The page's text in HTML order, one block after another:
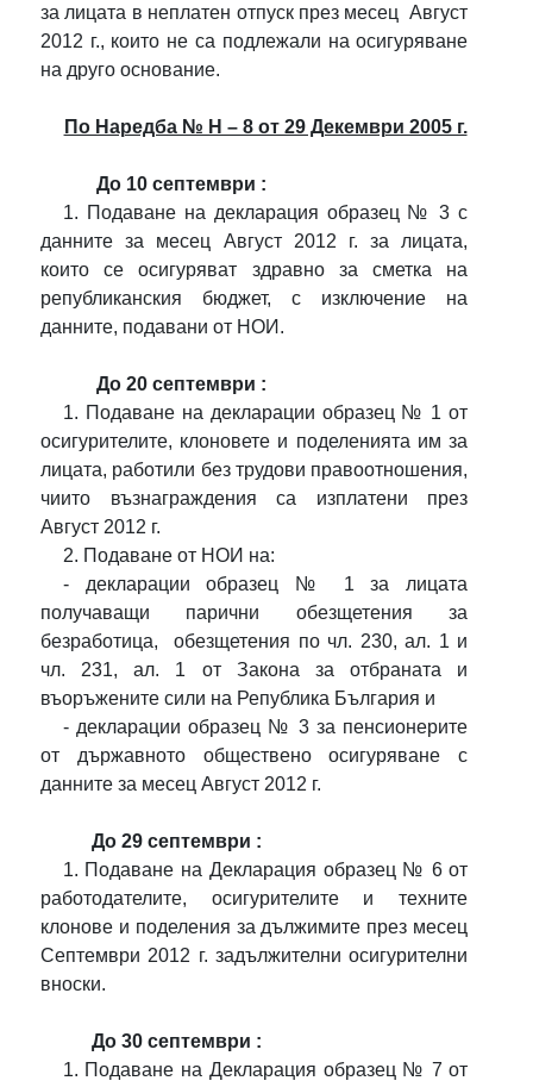
за лицата в неплатен отпуск през месец Август
2012 г., които не са подлежали на осигуряване
на друго основание.
По Наредба № Н – 8 от 29 Декември 2005 г.
До 10 септември :
1. Подаване на декларация образец № 3 с
данните за месец Август 2012 г. за лицата,
които се осигуряват здравно за сметка на
републиканския бюджет, с изключение на
данните, подавани от НОИ.
До 20 септември :
1. Подаване на декларации образец № 1 от
осигурителите, клоновете и поделенията им за
лицата, работили без трудови правоотношения,
чиито възнаграждения са изплатени през
Август 2012 г.
2. Подаване от НОИ на:
- декларации образец № 1 за лицата
получаващи парични обезщетения за
безработица,
обезщетения по чл. 230, ал. 1 и
чл. 231, ал. 1 от Закона за отбраната и
въоръжените сили на Република България и
- декларации образец № 3 за пенсионерите
от държавното обществено осигуряване с
данните за месец Август 2012 г.
До 29 септември :
1. Подаване на Декларация образец № 6 от
работодателите, осигурителите и техните
клонове и поделения за дължимите през месец
Септември 2012 г. задължителни осигурителни
вноски.
До 30 септември :
1. Подаване на Декларация образец № 7 от